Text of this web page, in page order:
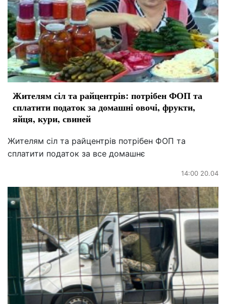
Жителям сіл та райцентрів: потрібен ФОП та
сплатити податок за домашні овочі, фрукти,
яйця, кури, свиней
Жителям сіл та райцентрів потрібен ФОП та
сплатити податок за все домашнє
14:00 20.04